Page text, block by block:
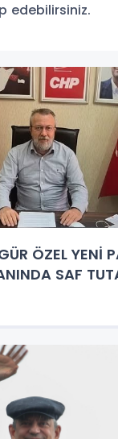
edebilirsiniz.
ÖZEL YENİ
SAF